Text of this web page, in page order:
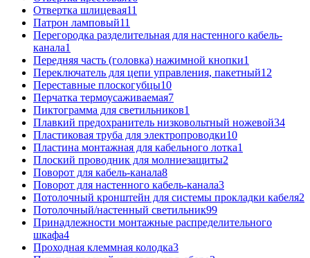
Отвертка шлицевая11
Патрон ламповый11
Перегородка разделительная для настенного кабель-
канала1
Передняя часть (головка) нажимной кнопки1
Переключатель для цепи управления, пакетный12
Переставные плоскогубцы10
Перчатка термоусаживаемая7
Пиктограмма для светильников1
Плавкий предохранитель низковольтный ножевой34
Пластиковая труба для электропроводки10
Пластина монтажная для кабельного лотка1
Плоский проводник для молниезащиты2
Поворот для кабель-канала8
Поворот для настенного кабель-канала3
Потолочный кронштейн для системы прокладки кабеля2
Потолочный/настенный светильник99
Принадлежности монтажные распределительного
шкафа4
Проходная клеммная колодка3